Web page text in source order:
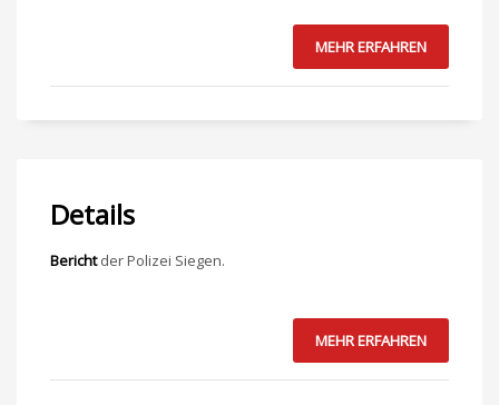
MEHR ERFAHREN
Details
Berichtder Polizei Siegen.
MEHR ERFAHREN